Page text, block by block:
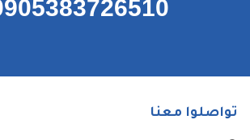
تواصلوا معنا